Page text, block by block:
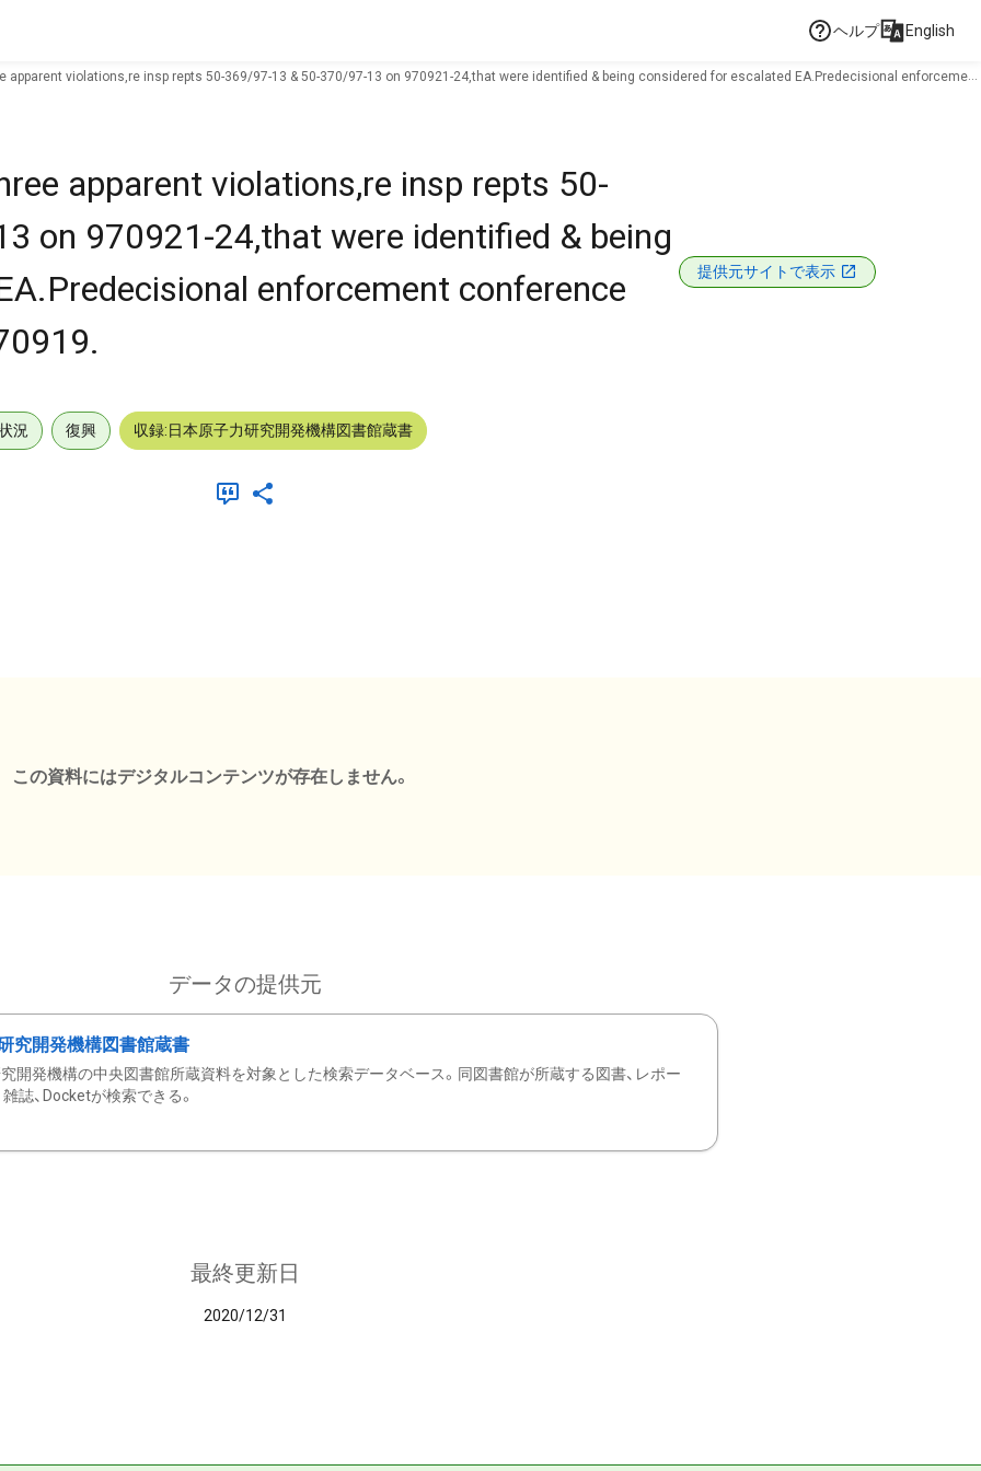
ヘルプ English
apparent violations,re insp repts 50-369/97-13 & 50-370/97-13 on 970921-24,that were identified & being considered for escalated EA.Predecisional enforcement
apparent violations,re insp repts 50-
on 970921-24,that were identified & being
enforcement conference
提供元サイトで表示
況 復興 収録:日本原子力研究開発機構図書館蔵書
この資料にはデジタルコンテンツが存在しません。
データの提供元
究開発機構図書館蔵書
開発機構の中央図書館所蔵資料を対象とした検索データベース。同図書館が所蔵する図書、レポー
雑誌、Docketが検索できる。
最終更新日
2020/12/31